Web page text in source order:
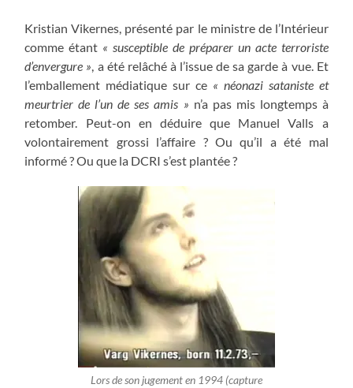
Kristian Vikernes, présenté par le ministre de l’Intérieur
comme étant « susceptible de préparer un acte terroriste
d’envergure » , a été relâché à l’issue de sa garde à vue. Et
l’emballement médiatique sur ce « néonazi sataniste et
meurtrier de l’un de ses amis » n’a pas mis longtemps à
retomber. Peut-on en déduire que Manuel Valls a
volontairement grossi l’affaire ? Ou qu’il a été mal
informé ? Ou que la DCRI s’est plantée ?
Lors de son jugement en 1994 (capture